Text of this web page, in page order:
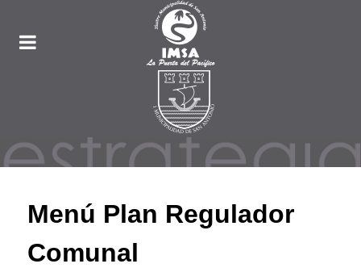
Menú Plan Regulador
Comunal